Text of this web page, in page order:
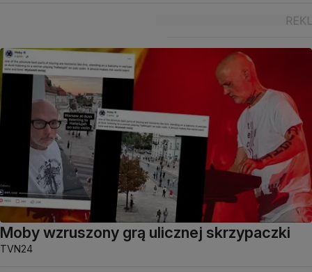
Moby wzruszony grą ulicznej skrzypaczki
TVN24